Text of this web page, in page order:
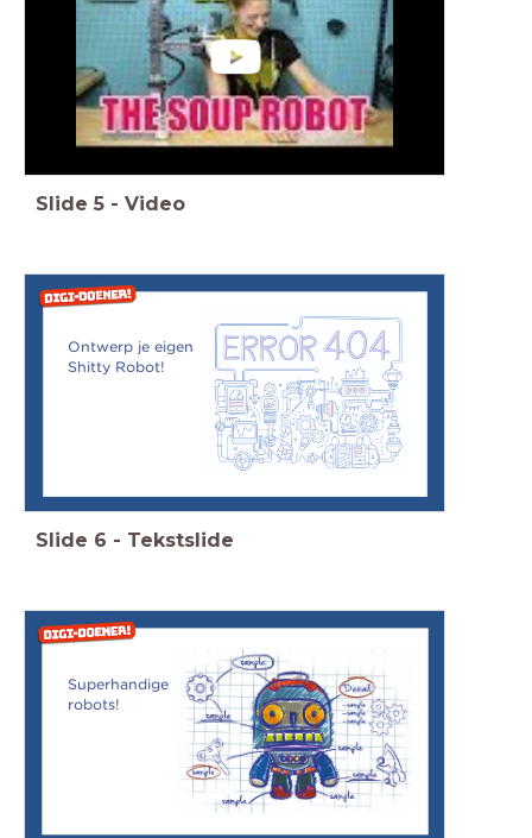
Slide 5 - Video
Ontwerp je eigen
Shitty Robot!
Slide 6 - Tekstslide
Superhandige
robots!